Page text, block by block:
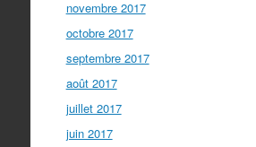
novembre 2017
octobre 2017
septembre 2017
août 2017
juillet 2017
juin 2017